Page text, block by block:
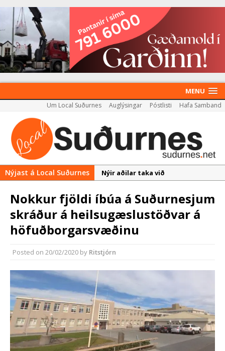
MENU
Um Local Suðurnes Auglýsingar Póstlisti Hafa Samband
Nýjast á Local Suðurnes
Nýir aðilar taka við
Reykjanesbæ
Rekstur HS Orku gekk vel á
síðasta ári
iðngarðinn
Nokkur fjöldi íbúa á Suðurnesjum
skráður á heilsugæslustöðvar á
höfuðborgarsvæðinu
Posted on 20/02/2020 by Ritstjórn